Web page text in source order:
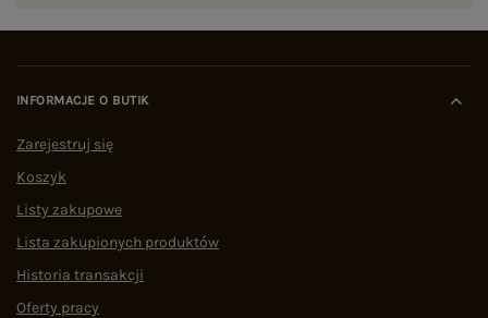
INFORMACJE O BUTIK
Zarejestruj się
Koszyk
Listy zakupowe
Lista zakupionych produktów
Historia transakcji
Oferty pracy